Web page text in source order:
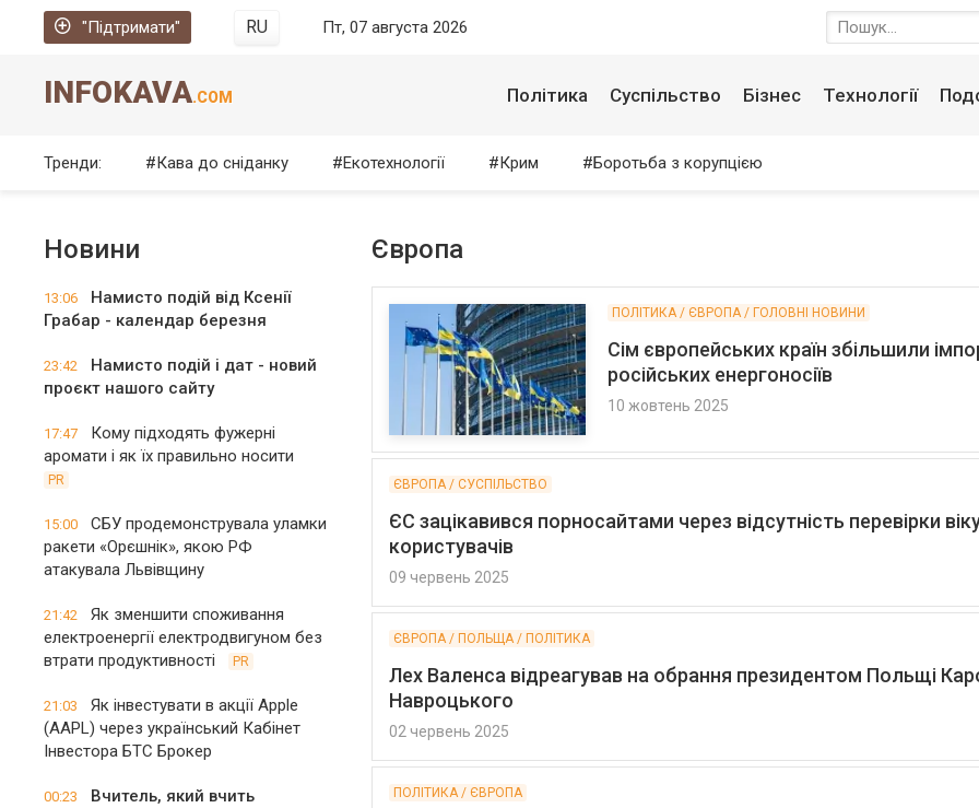
"Підтримати" RU Пт, 07 августа 2026
INFOKAVA.COM Політика Суспільство Бізнес Технології
Тренди: Кава до сніданку Екотехнології Крим Боротьба з корупцією
Новини
13:06
Намисто подій від Ксенії
Грабар - календар березня
23:42
Намисто подій і дат - новий
проєкт нашого сайту
17:47
Кому підходять фужерні
аромати і як їх правильно носити
PR
15:00
СБУ продемонструвала уламки
ракети «Орєшнік», якою РФ
атакувала Львівщину
21:42
Як зменшити споживання
електроенергії електродвигуном без
втрати продуктивності
PR
21:03
Як інвестувати в акції Apple
(AAPL) через український Кабінет
Інвестора БТС Брокер
00:23
Вчитель, який вчить
Європа
ПОЛІТИКА / ЄВРОПА / ГОЛОВНІ НОВИНИ
Сім європейських країн збільшили
російських енергоносіїв
10 жовтень 2025
ЄВРОПА / СУСПІЛЬСТВО
ЄС зацікавився порносайтами через відсутність перевірки
користувачів
09 червень 2025
ЄВРОПА / ПОЛЬЩА / ПОЛІТИКА
Лех Валенса відреагував на обрання президентом Польщі
Навроцького
02 червень 2025
ПОЛІТИКА / ЄВРОПА